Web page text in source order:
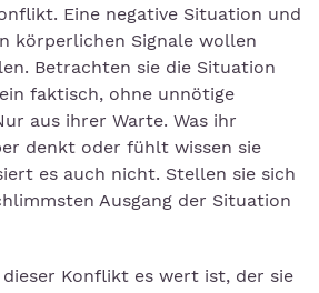
Eine negative Situation und
körperlichen Signale wollen
Betrachten sie die Situation
faktisch, ohne unnötige
aus ihrer Warte. Was ihr
denkt oder fühlt wissen sie
es auch nicht. Stellen sie sich
Ausgang der Situation
dieser Konflikt es wert ist, der sie